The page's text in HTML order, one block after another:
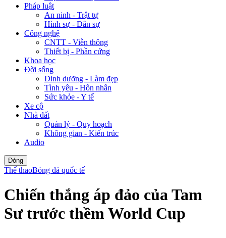
Pháp luật
An ninh - Trật tự
Hình sự - Dân sự
Công nghệ
CNTT - Viễn thông
Thiết bị - Phần cứng
Khoa học
Đời sống
Dinh dưỡng - Làm đẹp
Tình yêu - Hôn nhân
Sức khỏe - Y tế
Xe cộ
Nhà đất
Quản lý - Quy hoạch
Không gian - Kiến trúc
Audio
Đóng
Thể thaoBóng đá quốc tế
Chiến thắng áp đảo của Tam
Sư trước thềm World Cup